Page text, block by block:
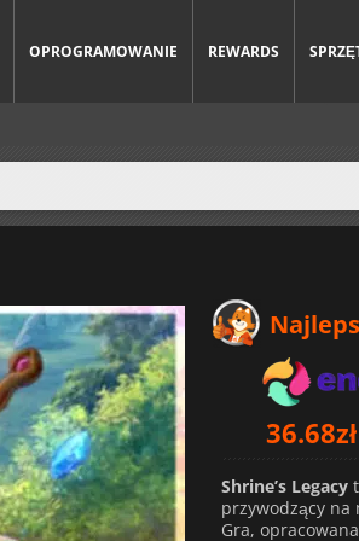
OPROGRAMOWANIE REWARDS
36.68zł
Shrine’s Legacy
przywodzący na
Gra,